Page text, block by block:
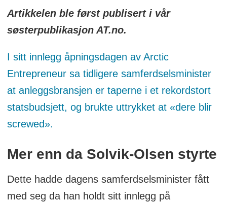
Artikkelen ble først publisert i vår
søsterpublikasjon AT.no.
I sitt innlegg åpningsdagen av Arctic
Entrepreneur sa tidligere samferdselsminister
at anleggsbransjen er taperne i et rekordstort
statsbudsjett, og brukte uttrykket at «dere blir
screwed».
Mer enn da Solvik-Olsen styrte
Dette hadde dagens samferdselsminister fått
med seg da han holdt sitt innlegg på